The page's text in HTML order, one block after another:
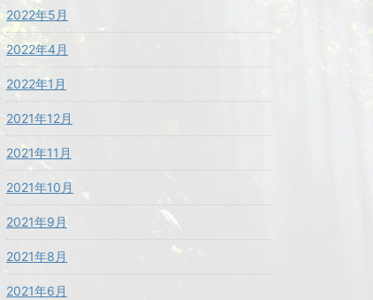
2022年5月
2022年4月
2022年1月
2021年12月
2021年11月
2021年10月
2021年9月
2021年8月
2021年6月